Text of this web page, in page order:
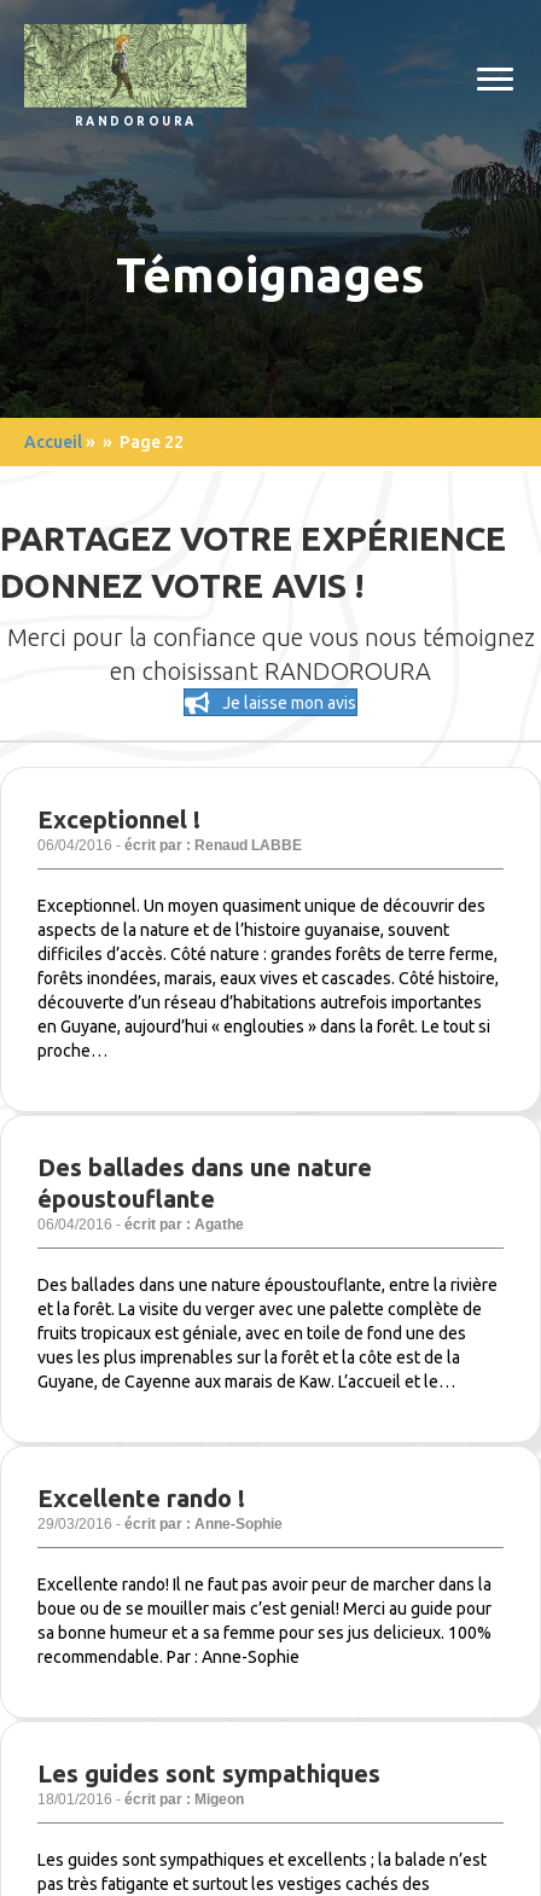
RANDOROURA
Témoignages
Accueil» » Page 22
PARTAGEZ VOTRE EXPÉRIENCE
DONNEZ VOTRE AVIS !
Merci pour la confiance que vous nous témoignez
en choisissant RANDOROURA
Je laisse mon avis
Exceptionnel !
06/04/2016 - écrit par : Renaud LABBE
Exceptionnel. Un moyen quasiment unique de découvrir des
aspects de la nature et de l’histoire guyanaise, souvent
difficiles d’accès. Côté nature : grandes forêts de terre ferme,
forêts inondées, marais, eaux vives et cascades. Côté histoire,
découverte d’un réseau d’habitations autrefois importantes
en Guyane, aujourd’hui « englouties » dans la forêt. Le tout si
proche…
Des ballades dans une nature
époustouflante
06/04/2016 - écrit par : Agathe
Des ballades dans une nature époustouflante, entre la rivière
et la forêt. La visite du verger avec une palette complète de
fruits tropicaux est géniale, avec en toile de fond une des
vues les plus imprenables sur la forêt et la côte est de la
Guyane, de Cayenne aux marais de Kaw. L’accueil et le…
Excellente rando !
29/03/2016 - écrit par : Anne-Sophie
Excellente rando! Il ne faut pas avoir peur de marcher dans la
boue ou de se mouiller mais c’est genial! Merci au guide pour
sa bonne humeur et a sa femme pour ses jus delicieux. 100%
recommendable. Par : Anne-Sophie
Les guides sont sympathiques
18/01/2016 - écrit par : Migeon
Les guides sont sympathiques et excellents ; la balade n’est
pas très fatigante et surtout les vestiges cachés des